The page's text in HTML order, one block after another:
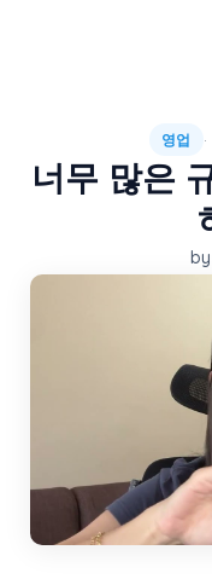
영업
너무 많은